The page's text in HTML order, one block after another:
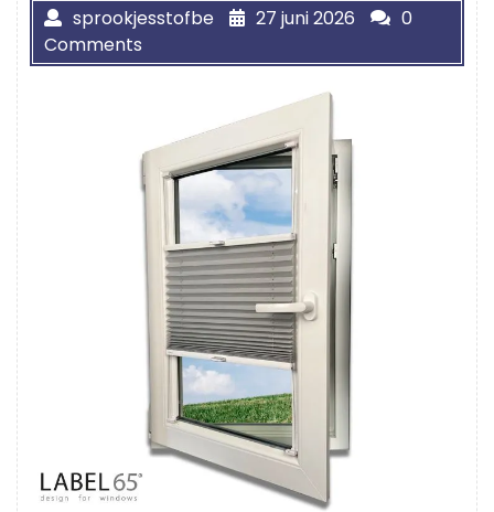
sprookjesstofbe 27 juni 2026
0
Comments